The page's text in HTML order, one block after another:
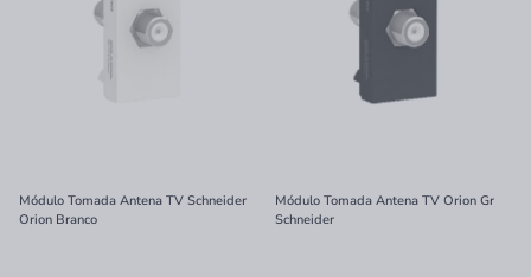
Módulo Tomada Antena TV Schneider
Orion Branco
Módulo Tomada Antena TV Orion Gr
Schneider